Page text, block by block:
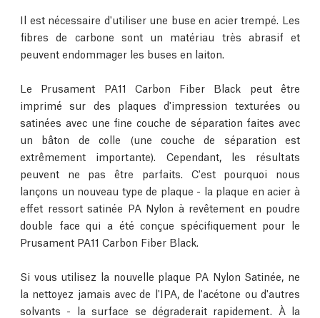
Il est nécessaire d'utiliser une buse en acier trempé. Les
fibres de carbone sont un matériau très abrasif et
peuvent endommager les buses en laiton.
Le Prusament PA11 Carbon Fiber Black peut être
imprimé sur des plaques d'impression texturées ou
satinées avec une fine couche de séparation faites avec
un bâton de colle (une couche de séparation est
extrêmement importante). Cependant, les résultats
peuvent ne pas être parfaits. C'est pourquoi nous
lançons un nouveau type de plaque - la plaque en acier à
effet ressort satinée PA Nylon à revêtement en poudre
double face qui a été conçue spécifiquement pour le
Prusament PA11 Carbon Fiber Black.
Si vous utilisez la nouvelle plaque PA Nylon Satinée, ne
la nettoyez jamais avec de l'IPA, de l'acétone ou d'autres
solvants - la surface se dégraderait rapidement. À la